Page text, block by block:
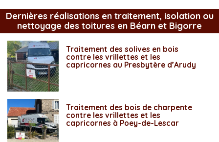
Dernières réalisations en traitement, isolation ou
nettoyage des toitures en Béarn et Bigorre
Traitement des solives en bois
contre les vrillettes et les
capricornes au Presbytère d’Arudy
Traitement des bois de charpente
contre les vrillettes et les
capricornes à Poey-de-Lescar